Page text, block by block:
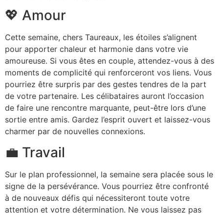
💖 Amour
Cette semaine, chers Taureaux, les étoiles s’alignent
pour apporter chaleur et harmonie dans votre vie
amoureuse. Si vous êtes en couple, attendez-vous à des
moments de complicité qui renforceront vos liens. Vous
pourriez être surpris par des gestes tendres de la part
de votre partenaire. Les célibataires auront l’occasion
de faire une rencontre marquante, peut-être lors d’une
sortie entre amis. Gardez l’esprit ouvert et laissez-vous
charmer par de nouvelles connexions.
💼 Travail
Sur le plan professionnel, la semaine sera placée sous le
signe de la persévérance. Vous pourriez être confronté
à de nouveaux défis qui nécessiteront toute votre
attention et votre détermination. Ne vous laissez pas